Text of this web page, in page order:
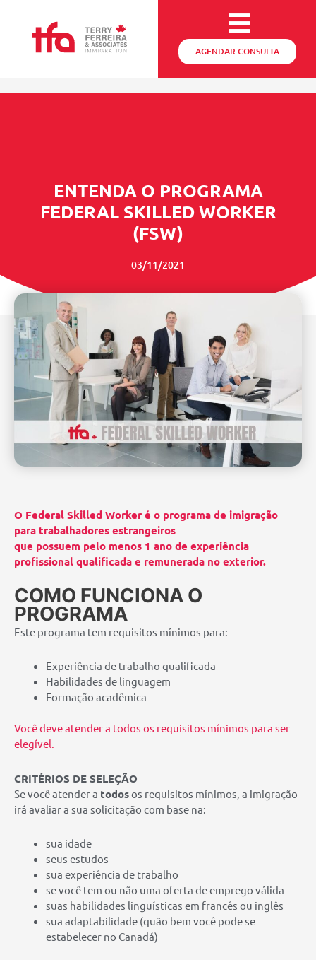
AGENDAR CONSULTA
ENTENDA O PROGRAMA
FEDERAL SKILLED WORKER
(FSW)
03/11/2021
O Federal Skilled Worker é o programa de imigração
para trabalhadores estrangeiros
que possuem pelo menos 1 ano de experiência
profissional qualificada e remunerada no exterior.
COMO FUNCIONA O
PROGRAMA
Este programa tem requisitos mínimos para:
Experiência de trabalho qualificada
Habilidades de linguagem
Formação acadêmica
Você deve atender a todos os requisitos mínimos para ser
elegível.
CRITÉRIOS DE SELEÇÃO
Se você atender a todosos requisitos mínimos , a imigração
irá avaliar a sua solicitação com base na:
sua idade
seus estudos
sua experiência de trabalho
se você tem ou não uma oferta de emprego válida
suas habilidades linguísticas em francês ou inglês
sua adaptabilidade (quão bem você pode se
estabelecer no Canadá)